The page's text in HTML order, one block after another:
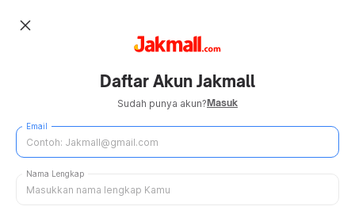
close
Daftar Akun Jakmall
Sudah punya akun?Masuk
Email
Nama Lengkap